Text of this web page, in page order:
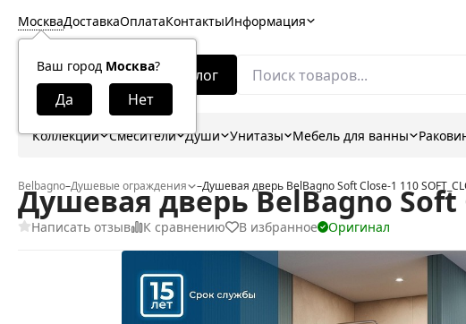
Москва
Ваш город Москва?
ДоставкаОплатаКонтактыИнформация
Каталог
Коллекции Смесители Души Унитазы Мебель для ванны
Belbagno–Душевые ограждения –Душевая дверь BelBagno Soft Close-1 110
Душевая дверь BelBagno Soft
Написать отзыв К сравнению В избранное Оригинал